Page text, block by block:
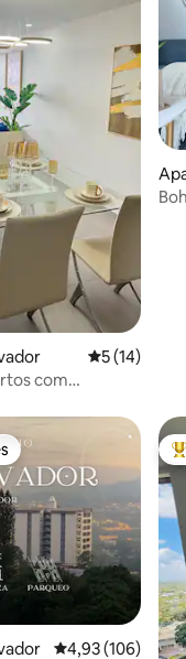
avaliações
5 de uma
5 (14)
com
4,93 de uma
4,93 (106)